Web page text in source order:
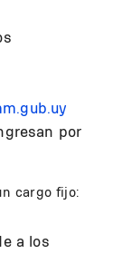
por
cargo fijo:
a los